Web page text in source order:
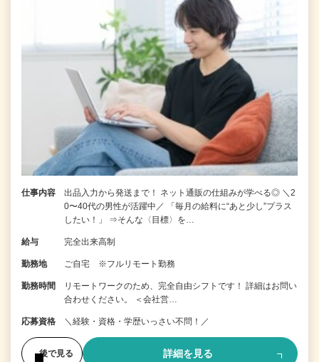
仕事内容
出品入力から発送まで！ ネット通販の仕組みが学べる◎ ＼2
0〜40代の男性が活躍中／ 「毎月の給料に“あと少し”プラス
したい！」 ⇒そんな〈目標〉を…
給与 完全出来高制
勤務地 ご自宅 ※フルリモート勤務
勤務時間
リモートワークのため、完全自由シフトです！ 詳細はお問い
合わせください。 ＜会社営…
応募資格 ＼経験・資格・学歴いっさい不問！／
後で見る 詳細を見る